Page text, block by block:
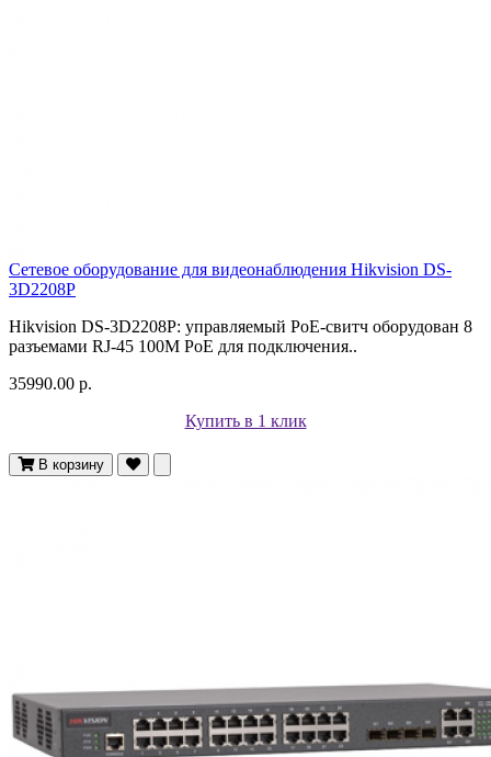
Сетевое оборудование для видеонаблюдения Hikvision DS-
3D2208P
Hikvision DS-3D2208P: управляемый PoE-свитч оборудован 8
разъемами RJ-45 100M PoE для подключения..
35990.00 р.
Купить в 1 клик
В корзину